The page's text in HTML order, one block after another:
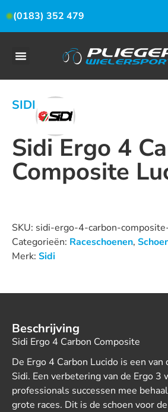
(0183) 352 479
SIDI
Sidi Ergo 4
Composite
SKU: sidi-ergo-4-carbon-
Categorieën: Raceschoenen,
Merk: Sidi
Beschrijving
Sidi Ergo 4 Carbon Composite
De Ergo 4 Carbon Lucido is een van
Sidi. Een verbetering van de Ergo 3
professionals successen mee
grote races. Dit is de schoen voor